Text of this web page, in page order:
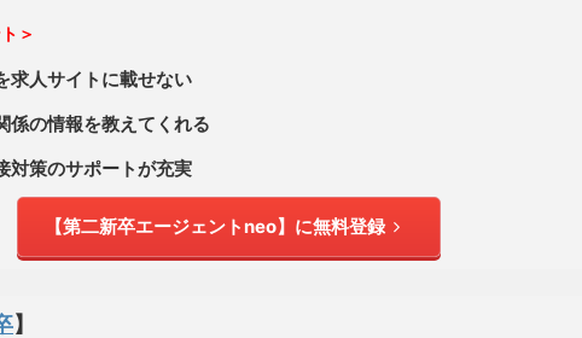
＞
求人サイトに載せない
係の情報を教えてくれる
対策のサポートが充実
【第二新卒エージェントneo】に無料登録
】